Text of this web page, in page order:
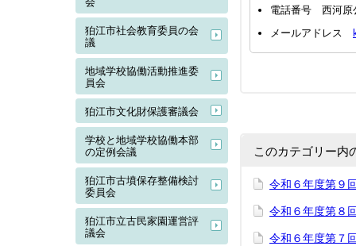
狛江市社会教育委員の会
議
地域学校協働活動推進委
員会
狛江市文化財保護審議会
学校と地域学校協働本部
の定例会議
狛江市古墳保存整備検討
委員会
狛江市立古民家園運営評
議会
電話番号 西河原
メールアドレス
このカテゴリー内
令和６年度第９
令和６年度第８
令和６年度第７